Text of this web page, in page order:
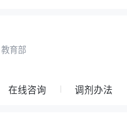
教育部
在线咨询 调剂办法